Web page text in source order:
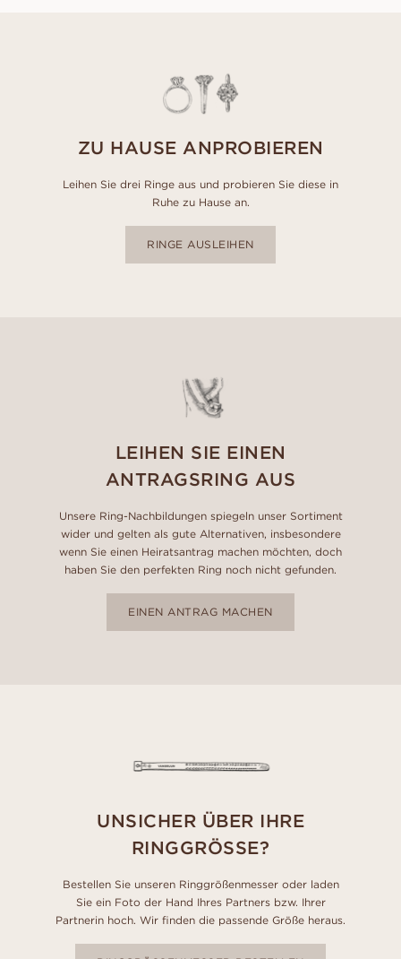
ZU HAUSE ANPROBIEREN
Leihen Sie drei Ringe aus und probieren Sie diese in
Ruhe zu Hause an.
RINGE AUSLEIHEN
LEIHEN SIE EINEN
ANTRAGSRING AUS
Unsere Ring-Nachbildungen spiegeln unser Sortiment
wider und gelten als gute Alternativen, insbesondere
wenn Sie einen Heiratsantrag machen möchten, doch
haben Sie den perfekten Ring noch nicht gefunden.
EINEN ANTRAG MACHEN
UNSICHER ÜBER IHRE
RINGGRÖSSE?
Bestellen Sie unseren Ringgrößenmesser oder laden
Sie ein Foto der Hand Ihres Partners bzw. Ihrer
Partnerin hoch. Wir finden die passende Größe heraus.